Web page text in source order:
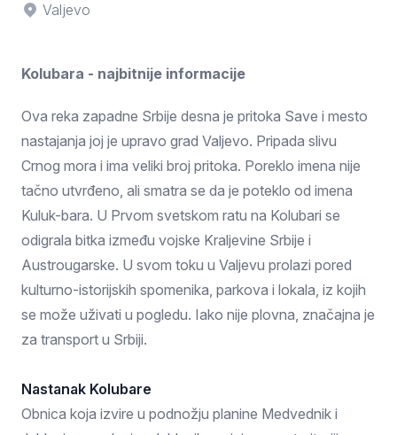
Valjevo
Kolubara - najbitnije informacije
Ova reka zapadne Srbije desna je pritoka Save i mesto
nastajanja joj je upravo grad Valjevo. Pripada slivu
Crnog mora i ima veliki broj pritoka. Poreklo imena nije
tačno utvrđeno, ali smatra se da je poteklo od imena
Kuluk-bara. U Prvom svetskom ratu na Kolubari se
odigrala bitka između vojske Kraljevine Srbije i
Austrougarske. U svom toku u Valjevu prolazi pored
kulturno-istorijskih spomenika, parkova i lokala, iz kojih
se može uživati u pogledu. Iako nije plovna, značajna je
za transport u Srbiji.
Nastanak Kolubare
Obnica koja izvire u podnožju planine Medvednik i